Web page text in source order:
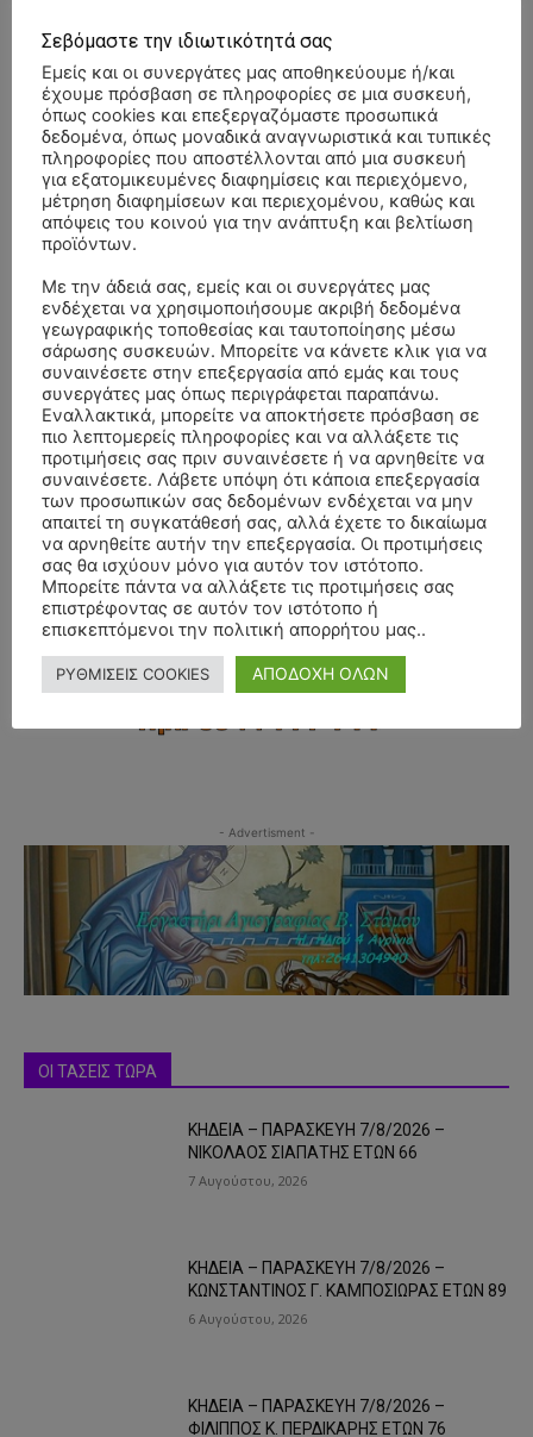
- Advertisment -
- Advertisment -
ΟΙ ΤΑΣΕΙΣ ΤΩΡΑ
ΚΗΔΕΙΑ – ΠΑΡΑΣΚΕΥΗ 7/8/2026 –
ΝΙΚΟΛΑΟΣ ΣΙΑΠΑΤΗΣ ΕΤΩΝ 66
7 Αυγούστου, 2026
ΚΗΔΕΙΑ – ΠΑΡΑΣΚΕΥΗ 7/8/2026 –
ΚΩΝΣΤΑΝΤΙΝΟΣ Γ. ΚΑΜΠΟΣΙΩΡΑΣ ΕΤΩΝ 89
6 Αυγούστου, 2026
ΚΗΔΕΙΑ – ΠΑΡΑΣΚΕΥΗ 7/8/2026 –
ΦΙΛΙΠΠΟΣ Κ. ΠΕΡΔΙΚΑΡΗΣ ΕΤΩΝ 76
Σεβόμαστε την ιδιωτικότητά σας
Εμείς και οι συνεργάτες μας αποθηκεύουμε ή/και
έχουμε πρόσβαση σε πληροφορίες σε μια συσκευή,
όπως cookies και επεξεργαζόμαστε προσωπικά
δεδομένα, όπως μοναδικά αναγνωριστικά και τυπικές
πληροφορίες που αποστέλλονται από μια συσκευή
για εξατομικευμένες διαφημίσεις και περιεχόμενο,
μέτρηση διαφημίσεων και περιεχομένου, καθώς και
απόψεις του κοινού για την ανάπτυξη και βελτίωση
προϊόντων.
Με την άδειά σας, εμείς και οι συνεργάτες μας
ενδέχεται να χρησιμοποιήσουμε ακριβή δεδομένα
γεωγραφικής τοποθεσίας και ταυτοποίησης μέσω
σάρωσης συσκευών. Μπορείτε να κάνετε κλικ για να
συναινέσετε στην επεξεργασία από εμάς και τους
συνεργάτες μας όπως περιγράφεται παραπάνω.
Εναλλακτικά, μπορείτε να αποκτήσετε πρόσβαση σε
πιο λεπτομερείς πληροφορίες και να αλλάξετε τις
προτιμήσεις σας πριν συναινέσετε ή να αρνηθείτε να
συναινέσετε. Λάβετε υπόψη ότι κάποια επεξεργασία
των προσωπικών σας δεδομένων ενδέχεται να μην
απαιτεί τη συγκατάθεσή σας, αλλά έχετε το δικαίωμα
να αρνηθείτε αυτήν την επεξεργασία. Οι προτιμήσεις
σας θα ισχύουν μόνο για αυτόν τον ιστότοπο.
Μπορείτε πάντα να αλλάξετε τις προτιμήσεις σας
επιστρέφοντας σε αυτόν τον ιστότοπο ή
επισκεπτόμενοι την πολιτική απορρήτου μας..
ΡΥΘΜΙΣΕΙΣ COOKIES ΑΠΟΔΟΧΗ ΟΛΩΝ